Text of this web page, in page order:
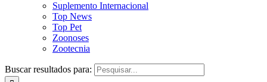
Suplemento Internacional
Top News
Top Pet
Zoonoses
Zootecnia
Buscar resultados para: